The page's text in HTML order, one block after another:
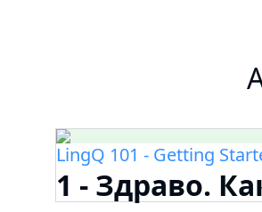
LingQ 101 - Getting
1 - Здраво.